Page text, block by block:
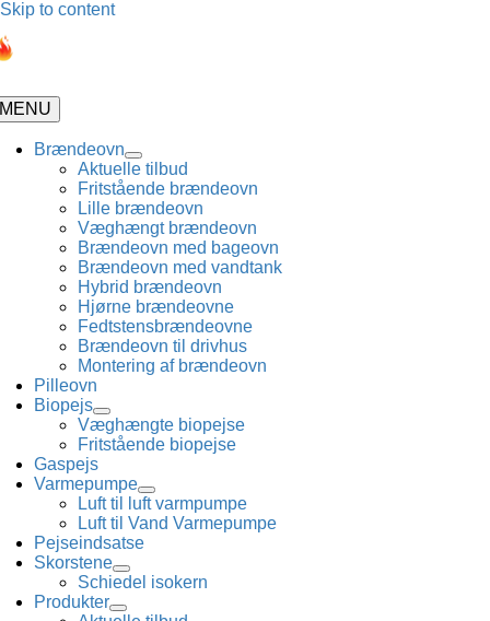
Skip to content
MENU
Brændeovn
Aktuelle tilbud
Fritstående brændeovn
Lille brændeovn
Væghængt brændeovn
Brændeovn med bageovn
Brændeovn med vandtank
Hybrid brændeovn
Hjørne brændeovne
Fedtstensbrændeovne
Brændeovn til drivhus
Montering af brændeovn
Pilleovn
Biopejs
Væghængte biopejse
Fritstående biopejse
Gaspejs
Varmepumpe
Luft til luft varmpumpe
Luft til Vand Varmepumpe
Pejseindsatse
Skorstene
Schiedel isokern
Produkter